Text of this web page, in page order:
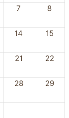
7 8
14 15
21 22
28 29